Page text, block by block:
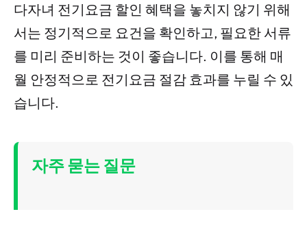
다자녀 전기요금 할인 혜택을 놓치지 않기 위해
서는 정기적으로 요건을 확인하고, 필요한 서류
를 미리 준비하는 것이 좋습니다. 이를 통해 매
월 안정적으로 전기요금 절감 효과를 누릴 수 있
습니다.
자주 묻는 질문